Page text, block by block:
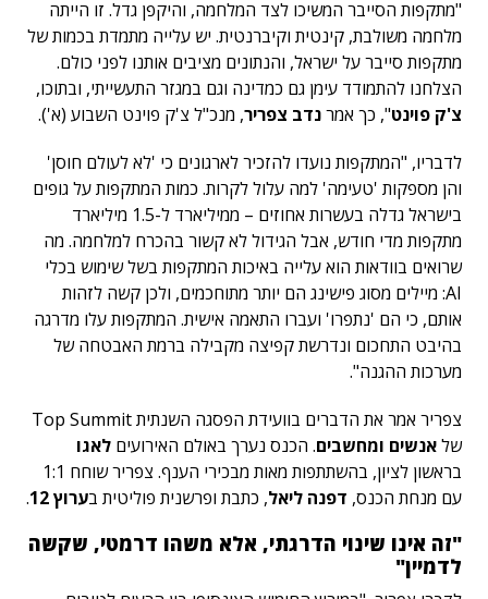
"מתקפות הסייבר המשיכו לצד המלחמה, והיקפן גדל. זו הייתה
מלחמה משולבת, קינטית וקיברנטית. יש עלייה מתמדת בכמות של
מתקפות סייבר על ישראל, והנתונים מציבים אותנו לפני כולם.
הצלחנו להתמודד עימן גם כמדינה וגם במגזר התעשייתי, ובתוכו,
צ'ק פוינט", כך אמרנדב צפריר, מנכ"ל צ'ק פוינט השבוע (א').
לדבריו, "המתקפות נועדו להזכיר לארגונים כי 'לא לעולם חוסן'
והן מספקות 'טעימה' למה עלול לקרות. כמות המתקפות על גופים
בישראל גדלה בעשרות אחוזים – ממיליארד ל-1.5 מיליארד
מתקפות מדי חודש, אבל הגידול לא קשור בהכרח למלחמה. מה
שרואים בוודאות הוא עלייה באיכות המתקפות בשל שימוש בכלי
AI: מיילים מסוג פישינג הם יותר מתוחכמים, ולכן קשה לזהות
אותם, כי הם 'נתפרו' ועברו התאמה אישית. המתקפות עלו מדרגה
בהיבט התחכום ונדרשת קפיצה מקבילה ברמת האבטחה של
מערכות ההגנה".
צפריר אמר את הדברים בוועידת הפסגה השנתית Top Summit
שלאנשים ומחשבים. הכנס נערך באולם האירועים לאגו
בראשון לציון, בהשתתפות מאות מבכירי הענף. צפריר שוחח 1:1
עם מנחת הכנס, דפנה ליאל, כתבת ופרשנית פוליטית בערוץ 12 .
"זה אינו שינוי הדרגתי, אלא משהו דרמטי, שקשה
לדמיין"